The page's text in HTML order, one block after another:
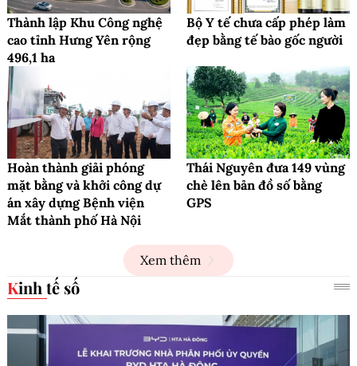
Thành lập Khu Công nghệ
cao tỉnh Hưng Yên rộng
496,1 ha
Bộ Y tế chưa cấp phép làm
đẹp bằng tế bào gốc người
Hoàn thành giải phóng
mặt bằng và khởi công dự
án xây dựng Bệnh viện
Mắt thành phố Hà Nội
Thái Nguyên đưa 149 vùng
chè lên bản đồ số bằng
GPS
Xem thêm
Kinh tế số